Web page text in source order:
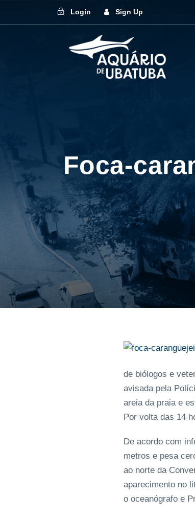
Login Sign Up
Foca-
de biólogos e
avisada pela
areia da praia e
Por volta das 14
De acordo com
metros e pesa
ao norte da
aparecimento no
o oceanógrafo e